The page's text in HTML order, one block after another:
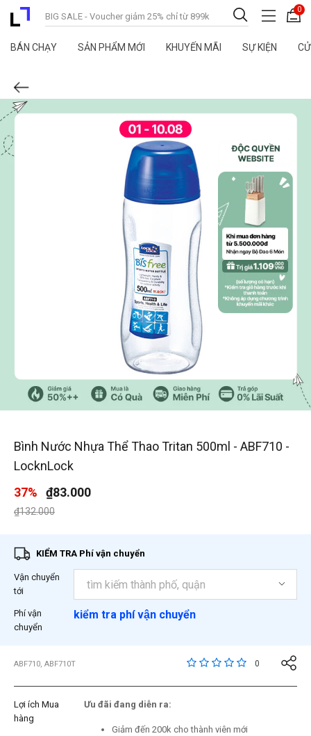
0
BÁN CHẠY SẢN PHẨM MỚI KHUYẾN MÃI SỰ KIỆN
/2
Bình Nước Nhựa Thể Thao Tritan 500ml - ABF710 -
LocknLock
37%
₫83.000
Giá giảm xuống từ
₫132.000đến
KIỂM TRA Phí vận chuyển
Vận chuyển
tới
Phí vận
chuyển
kiểm tra phí vận chuyển
ABF710, ABF710T 5 trên đánh giá của 5
0
Lợi ích Mua
hàng
Ưu đãi đang diễn ra:
Giảm đến 200k cho thành viên mới